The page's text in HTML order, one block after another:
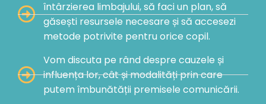
întârzierea limbajului, să faci un plan, să
găsești resursele necesare și să accesezi
metode potrivite pentru orice copil.
Vom discuta pe rând despre cauzele și
influența lor, cât și modalități prin care
putem îmbunătății premisele comunicării.